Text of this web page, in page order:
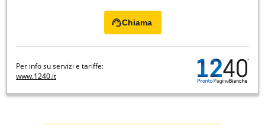
Chiama
Per info su servizi e tariffe:
www.1240.it